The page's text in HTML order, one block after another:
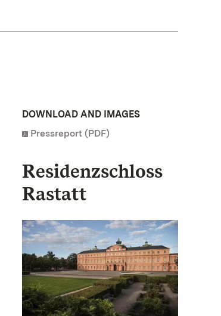
DOWNLOAD AND IMAGES
Pressreport (PDF)
Residenzschloss
Rastatt